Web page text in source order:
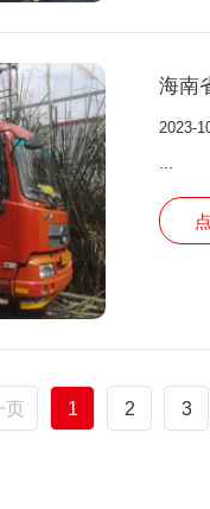
海南
2023-
页 1 2 3